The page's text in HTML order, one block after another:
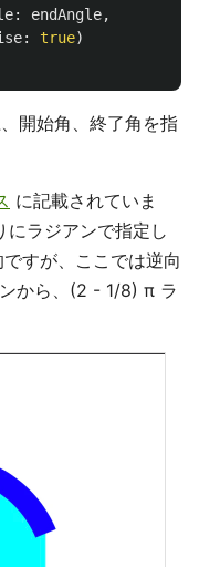
: endAngle,
: true)
開始角、終了角を指
に記載されていま
ラジアンで指定し
すが、ここでは逆向
から、(2 - 1/8) π ラ